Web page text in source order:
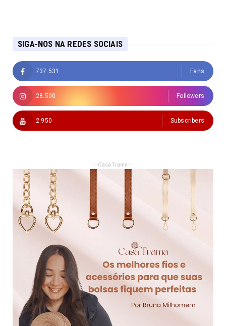
SIGA-NOS NA REDES SOCIAIS
737.531 Fans
28.500 Followers
2.950 Subscribers
- Casa Trama -